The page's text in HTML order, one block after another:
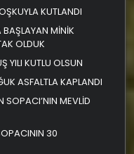
KUTLANDI
MİNİK
OLDUK
YILI KUTLU OLSUN
ASFALTLA KAPLANDI
SOPACI’NIN MEVLİD
30